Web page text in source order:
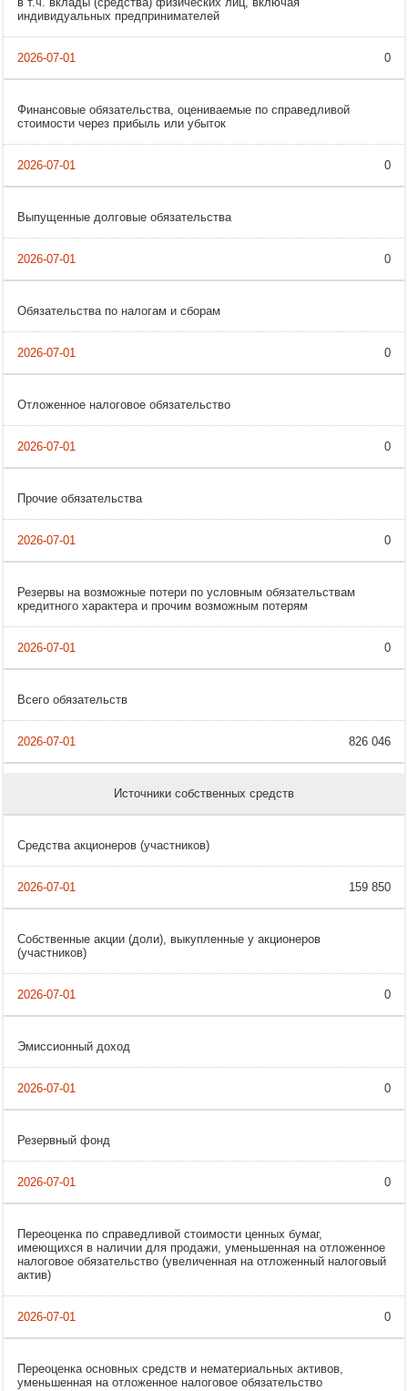
индивидуальных предпринимателей
0
Финансовые обязательства, оцениваемые по справедливой
стоимости через прибыль или убыток
0
Выпущенные долговые обязательства
0
Обязательства по налогам и сборам
0
Отложенное налоговое обязательство
0
Прочие обязательства
0
Резервы на возможные потери по условным обязательствам
кредитного характера и прочим возможным потерям
0
Всего обязательств
826 046
Источники собственных средств
Средства акционеров (участников)
159 850
Собственные акции (доли), выкупленные у акционеров
(участников)
0
Эмиссионный доход
0
Резервный фонд
0
Переоценка по справедливой стоимости ценных бумаг,
имеющихся в наличии для продажи, уменьшенная на отложенное
налоговое обязательство (увеличенная на отложенный налоговый
актив)
0
Переоценка основных средств и нематериальных активов,
уменьшенная на отложенное налоговое обязательство